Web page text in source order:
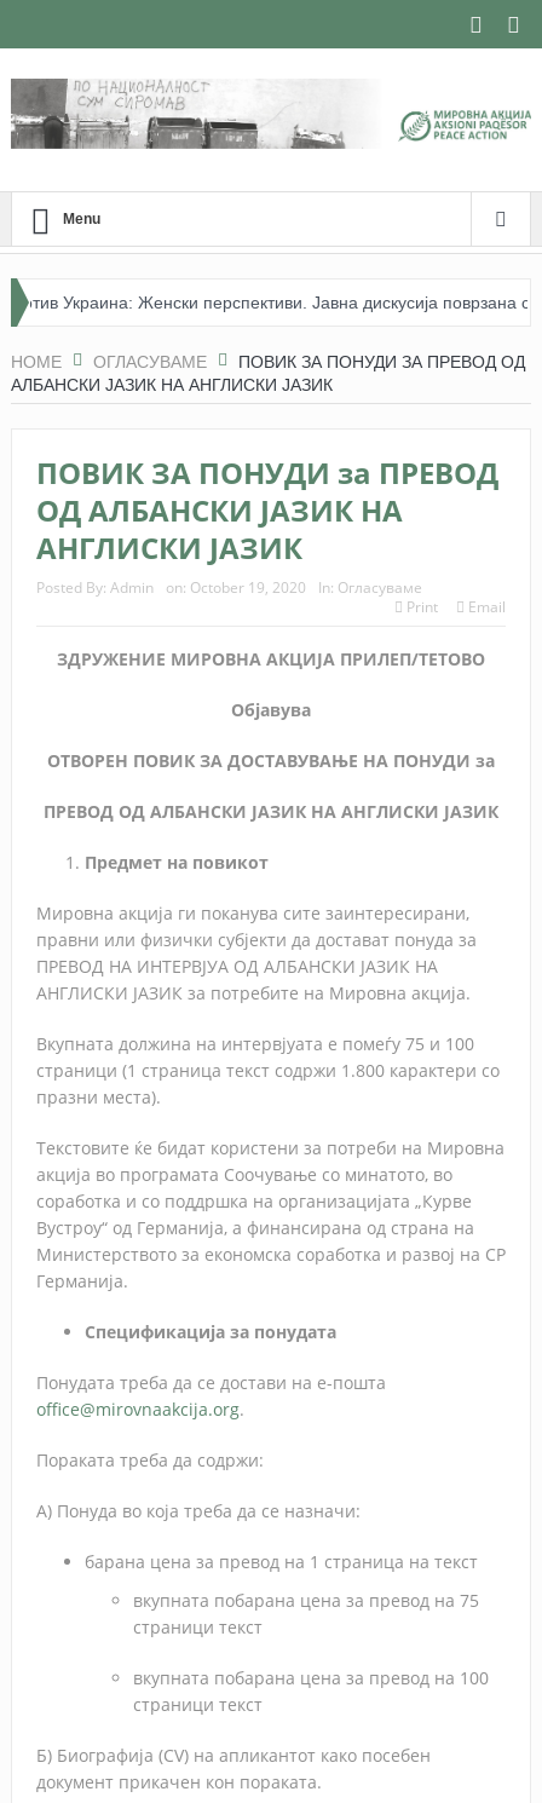
Menu
Украина: Женски перспективи. Јавна дискусија поврзана со
HOME ОГЛАСУВАМЕ
ПОВИК ЗА ПОНУДИ ЗА ПРЕВОД ОД
АЛБАНСКИ ЈАЗИК НА АНГЛИСКИ ЈАЗИК
ПОВИК ЗА ПОНУДИ за ПРЕВОД
ОД АЛБАНСКИ ЈАЗИК НА
АНГЛИСКИ ЈАЗИК
Posted By: Admin on: October 19, 2020 In: Огласуваме
Print
Email
ЗДРУЖЕНИЕ МИРОВНА АКЦИЈА ПРИЛЕП/ТЕТОВО
Објавува
ОТВОРЕН ПОВИК ЗА ДОСТАВУВАЊЕ НА ПОНУДИ за
ПРЕВОД ОД АЛБАНСКИ ЈАЗИК НА АНГЛИСКИ ЈАЗИК
Предмет на повикот
Мировна акција ги поканува сите заинтересирани,
правни или физички субјекти да достават понуда за
ПРЕВОД НА ИНТЕРВЈУА ОД АЛБАНСКИ ЈАЗИК НА
АНГЛИСКИ ЈАЗИК за потребите на Мировна акција.
Вкупната должина на интервјуата е помеѓу 75 и 100
страници (1 страница текст содржи 1.800 карактери со
празни места).
Текстовите ќе бидат користени за потреби на Мировна
акција во програмата Соочување со минатото, во
соработка и со поддршка на организацијата „Курве
Вустроу“ од Германија, а финансирана од страна на
Министерството за економска соработка и развој на СР
Германија.
Спецификација за понудата
Понудата треба да се достави на е-пошта
office@mirovnaakcija.org.
Пораката треба да содржи:
А) Понуда во која треба да се назначи:
барана цена за превод на 1 страница на текст
вкупната побарана цена за превод на 75
страници текст
вкупната побарана цена за превод на 100
страници текст
Б) Биографија (CV) на апликантот како посебен
документ прикачен кон пораката.